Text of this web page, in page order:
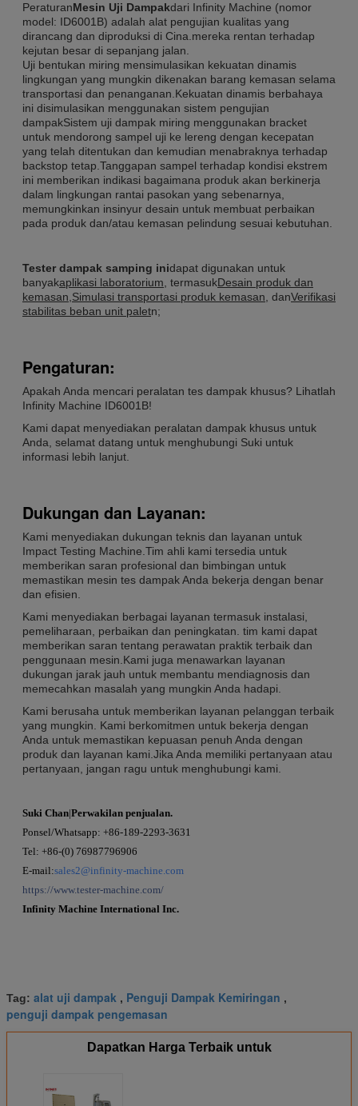
PeraturanMesin Uji Dampakdari Infinity Machine (nomor
model: ID6001B) adalah alat pengujian kualitas yang
dirancang dan diproduksi di Cina.mereka rentan terhadap
kejutan besar di sepanjang jalan.
Uji bentukan miring mensimulasikan kekuatan dinamis
lingkungan yang mungkin dikenakan barang kemasan selama
transportasi dan penanganan.Kekuatan dinamis berbahaya
ini disimulasikan menggunakan sistem pengujian
dampakSistem uji dampak miring menggunakan bracket
untuk mendorong sampel uji ke lereng dengan kecepatan
yang telah ditentukan dan kemudian menabraknya terhadap
backstop tetap.Tanggapan sampel terhadap kondisi ekstrem
ini memberikan indikasi bagaimana produk akan berkinerja
dalam lingkungan rantai pasokan yang sebenarnya,
memungkinkan insinyur desain untuk membuat perbaikan
pada produk dan/atau kemasan pelindung sesuai kebutuhan.
Tester dampak samping inidapat digunakan untuk
banyakaplikasi laboratorium , termasukDesain produk dan
kemasan Simulasi transportasi produk kemasan , danVerifikasi
stabilitas beban unit paletn;
Pengaturan:
Apakah Anda mencari peralatan tes dampak khusus? Lihatlah
Infinity Machine ID6001B!
Kami dapat menyediakan peralatan dampak khusus untuk
Anda, selamat datang untuk menghubungi Suki untuk
informasi lebih lanjut.
Dukungan dan Layanan:
Kami menyediakan dukungan teknis dan layanan untuk
Impact Testing Machine.Tim ahli kami tersedia untuk
memberikan saran profesional dan bimbingan untuk
memastikan mesin tes dampak Anda bekerja dengan benar
dan efisien.
Kami menyediakan berbagai layanan termasuk instalasi,
pemeliharaan, perbaikan dan peningkatan. tim kami dapat
memberikan saran tentang perawatan praktik terbaik dan
penggunaan mesin.Kami juga menawarkan layanan
dukungan jarak jauh untuk membantu mendiagnosis dan
memecahkan masalah yang mungkin Anda hadapi.
Kami berusaha untuk memberikan layanan pelanggan terbaik
yang mungkin. Kami berkomitmen untuk bekerja dengan
Anda untuk memastikan kepuasan penuh Anda dengan
produk dan layanan kami.Jika Anda memiliki pertanyaan atau
pertanyaan, jangan ragu untuk menghubungi kami.
Suki Chan|Perwakilan penjualan.
Ponsel/Whatsapp: +86-189-2293-3631
Tel: +86-(0) 76987796906
E-mail:sales2@infinity-machine.com
https://www.tester-machine.com/
Infinity Machine International Inc.
Tag: alat uji dampak , Penguji Dampak Kemiringan ,
penguji dampak pengemasan
Dapatkan Harga Terbaik untuk